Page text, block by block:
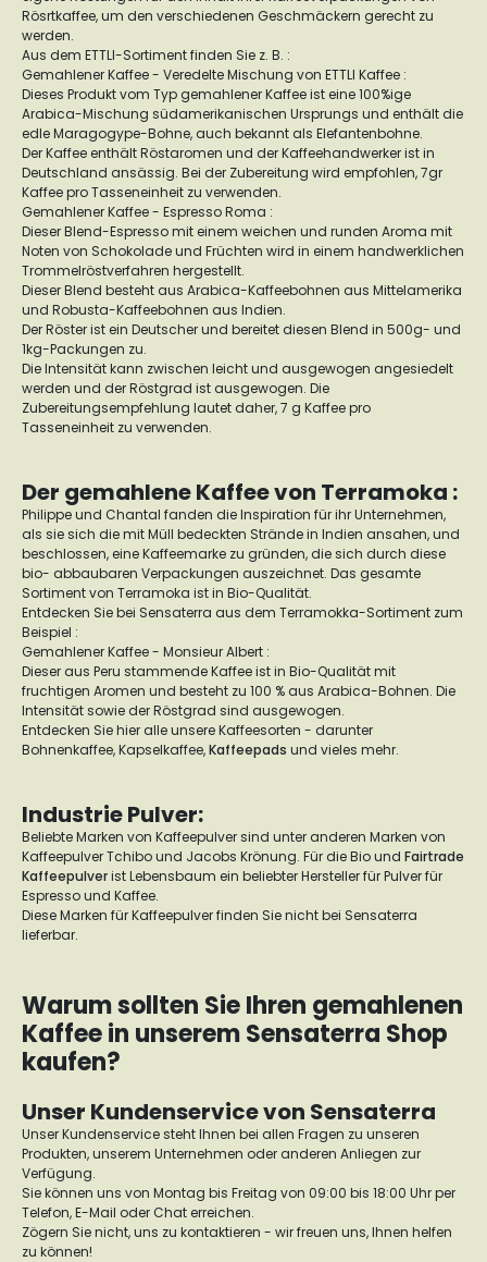
Rösrtkaffee, um den verschiedenen Geschmäckern gerecht zu
werden.
Aus dem ETTLI-Sortiment finden Sie z. B. :
Gemahlener Kaffee - Veredelte Mischung von ETTLI Kaffee :
Dieses Produkt vom Typ gemahlener Kaffee ist eine 100%ige
Arabica-Mischung südamerikanischen Ursprungs und enthält die
edle Maragogype-Bohne, auch bekannt als Elefantenbohne.
Der Kaffee enthält Röstaromen und der Kaffeehandwerker ist in
Deutschland ansässig. Bei der Zubereitung wird empfohlen, 7gr
Kaffee pro Tasseneinheit zu verwenden.
Gemahlener Kaffee - Espresso Roma :
Dieser Blend-Espresso mit einem weichen und runden Aroma mit
Noten von Schokolade und Früchten wird in einem handwerklichen
Trommelröstverfahren hergestellt.
Dieser Blend besteht aus Arabica-Kaffeebohnen aus Mittelamerika
und Robusta-Kaffeebohnen aus Indien.
Der Röster ist ein Deutscher und bereitet diesen Blend in 500g- und
1kg-Packungen zu.
Die Intensität kann zwischen leicht und ausgewogen angesiedelt
werden und der Röstgrad ist ausgewogen. Die
Zubereitungsempfehlung lautet daher, 7 g Kaffee pro
Tasseneinheit zu verwenden.
Der gemahlene Kaffee von Terramoka :
Philippe und Chantal fanden die Inspiration für ihr Unternehmen,
als sie sich die mit Müll bedeckten Strände in Indien ansahen, und
beschlossen, eine Kaffeemarke zu gründen, die sich durch diese
bio- abbaubaren Verpackungen auszeichnet. Das gesamte
Sortiment von Terramoka ist in Bio-Qualität.
Entdecken Sie bei Sensaterra aus dem Terramokka-Sortiment zum
Beispiel :
Gemahlener Kaffee - Monsieur Albert :
Dieser aus Peru stammende Kaffee ist in Bio-Qualität mit
fruchtigen Aromen und besteht zu 100 % aus Arabica-Bohnen. Die
Intensität sowie der Röstgrad sind ausgewogen.
Entdecken Sie hier alle unsere Kaffeesorten - darunter
Bohnenkaffee, Kapselkaffee,Kaffeepads und vieles mehr.
Industrie Pulver:
Beliebte Marken von Kaffeepulver sind unter anderen Marken von
Kaffeepulver Tchibo und Jacobs Krönung. Für die Bio und Fairtrade
Kaffeepulverist Lebensbaum ein beliebter Hersteller für Pulver für
Espresso und Kaffee.
Diese Marken für Kaffeepulver finden Sie nicht bei Sensaterra
lieferbar.
Warum sollten Sie Ihren gemahlenen
Kaffee in unserem Sensaterra Shop
kaufen?
Unser Kundenservice von Sensaterra
Unser Kundenservice steht Ihnen bei allen Fragen zu unseren
Produkten, unserem Unternehmen oder anderen Anliegen zur
Verfügung.
Sie können uns von Montag bis Freitag von 09:00 bis 18:00 Uhr per
Telefon, E-Mail oder Chat erreichen.
Zögern Sie nicht, uns zu kontaktieren - wir freuen uns, Ihnen helfen
zu können!